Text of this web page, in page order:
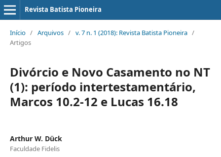
Revista Batista Pioneira
Início / Arquivos / v. 7 n. 1 (2018): Revista Batista Pioneira /
Artigos
Divórcio e Novo Casamento no NT
(1): período intertestamentário,
Marcos 10.2-12 e Lucas 16.18
Arthur W. Dück
Faculdade Fidelis